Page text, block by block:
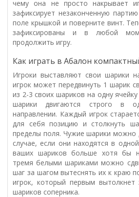
чему она не просто накрывает
зафиксирует незаконченную
поле крышкой и поверните винт.
зафиксированы и в любой
продолжить игру.
Как играть в Абалон
Игроки выставляют свои шарики
игрок может передвинуть 1 шарик
из 2-3 своих шариков на одну
шарики двигаются строго
направлении. Каждый игрок
для себя позицию и столкнуть
пределы поля. Чужие шарики можно
случае, если они находятся в
ваших шариков больше хотя бы
тремя белыми шариками можно
шаг за шагом вытеснять их к краю
игрок, который первым
шариков соперника.